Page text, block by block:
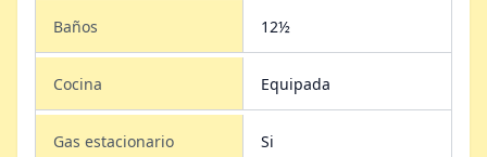
Baños 12½
Cocina Equipada
Gas estacionario Si